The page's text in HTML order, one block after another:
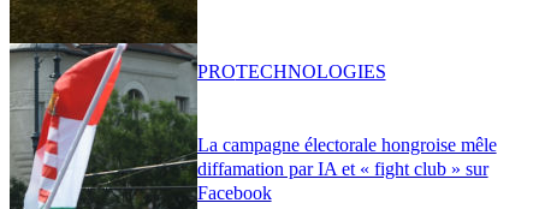
La campagne électorale hongroise mêle
diffamation par IA et « fight club » sur
Facebook
PROTECHNOLOGIES